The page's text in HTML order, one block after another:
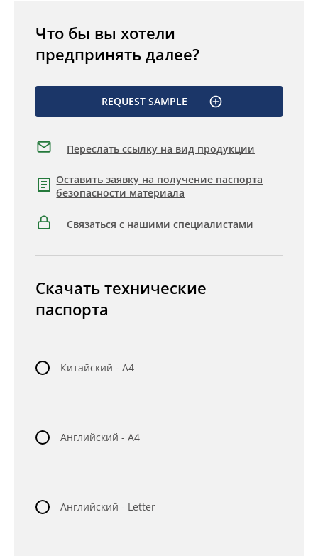
Что бы вы хотели
предпринять далее?
REQUEST SAMPLE
Переслать ссылку на вид продукции
Оставить заявку на получение паспорта
безопасности материала
Связаться с нашими специалистами
Скачать технические
паспорта
Китайский - A4
Английский - A4
Английский - Letter